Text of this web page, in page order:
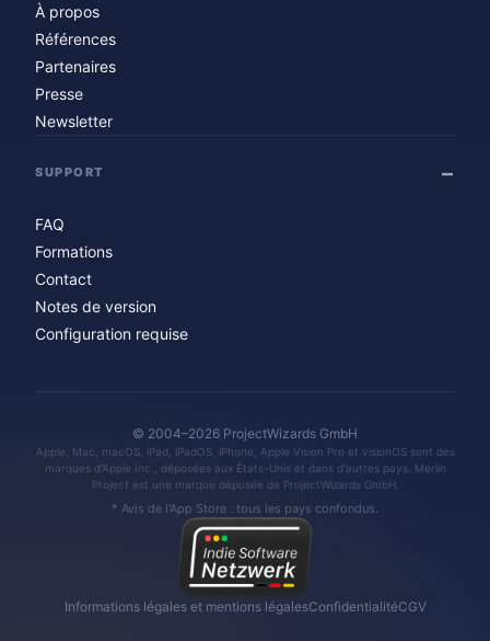
À propos
Références
Partenaires
Presse
Newsletter
SUPPORT
FAQ
Formations
Contact
Notes de version
Configuration requise
© 2004–2026 ProjectWizards GmbH
Apple, Mac, macOS, iPad, iPadOS, iPhone, Apple Vision Pro et visionOS sont des
marques d'Apple Inc., déposées aux États-Unis et dans d'autres pays. Merlin
Project est une marque déposée de ProjectWizards GmbH.
* Avis de l'App Store : tous les pays confondus.
Informations légales et mentions légalesConfidentialitéCGV